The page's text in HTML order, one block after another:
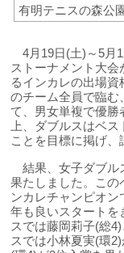
有明テニスの森公
4月19日(土)～5月
ストーナメント大
るインカレの出場
のチーム全員で臨む
て、男女単複で優勝
上、ダブルスはベ
ことを目標に掲げ、
結果、女子ダブル
果たしました。この
ンカレチャンピオ
年も良いスタートを
スでは藤岡莉子(総
スでは小林夏実(環